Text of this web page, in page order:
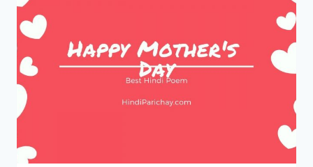
MOTIVATIONAL
MOTHERS
DAY
SHAYARI